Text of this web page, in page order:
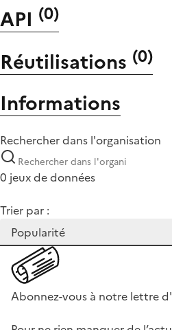
API (0)
Réutilisations (0)
Informations
Rechercher dans l'organisation
0 jeux de données
Trier par :
Abonnez-vous à notre lettre